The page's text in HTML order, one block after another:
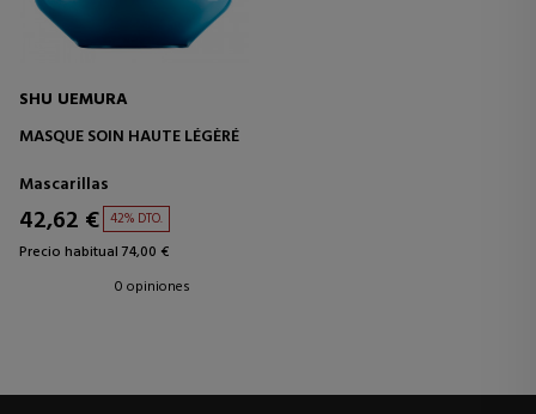
SHU UEMURA
MASQUE SOIN HAUTE LÉGÈRÉ
Mascarillas
42,62 € 42% DTO.
Precio habitual 74,00 €
0 opiniones